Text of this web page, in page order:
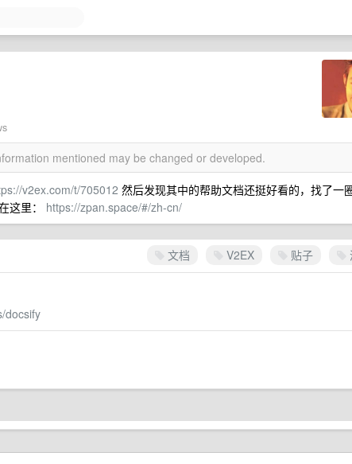
mentioned may be changed or developed.
v2ex.com/t/705012 然后发现其中的帮助文档还挺好看的，找了一
这里： https://zpan.space/#/zh-cn/
文档 V2EX 贴子
docsify